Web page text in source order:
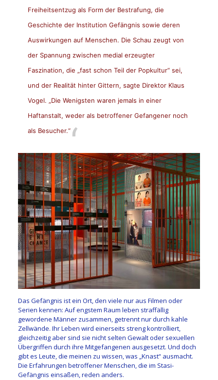
Freiheitsentzug als Form der Bestrafung, die
Geschichte der Institution Gefängnis sowie deren
Auswirkungen auf Menschen. Die Schau zeugt von
der Spannung zwischen medial erzeugter
Faszination, die „fast schon Teil der Popkultur“ sei,
und der Realität hinter Gittern, sagte Direktor Klaus
Vogel. „Die Wenigsten waren jemals in einer
Haftanstalt, weder als betroffener Gefangener noch
als Besucher.“
Das Gefängnis ist ein Ort, den viele nur aus Filmen oder
Serien kennen: Auf engstem Raum leben straffällig
gewordene Männer zusammen, getrennt nur durch kahle
Zellwände. Ihr Leben wird einerseits streng kontrolliert,
gleichzeitig aber sind sie nicht selten Gewalt oder sexuellen
Übergriffen durch ihre Mitgefangenen ausgesetzt. Und doch
gibt es Leute, die meinen zu wissen, was „Knast“ ausmacht.
Die Erfahrungen betroffener Menschen, die im Stasi-
Gefängnis einsaßen, reden anders.